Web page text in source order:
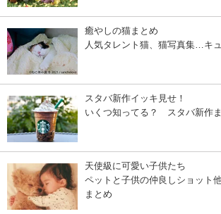
癒やしの猫まとめ
人気タレント猫、猫写真集…キ
スタバ新作イッキ見せ！
いくつ知ってる？ スタバ新作
天使級に可愛い子供たち
ペットと子供の仲良しショット
まとめ